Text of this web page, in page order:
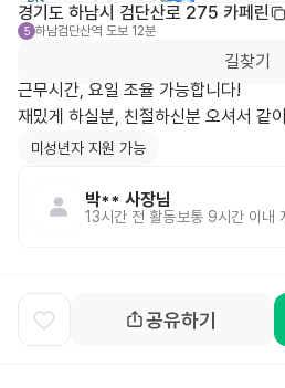
경기도 하남시 검단산로 275 카페린
5 하남검단산역 도보 12분
길찾기
근무시간, 요일 조율 가능합니다!
재밌게 하실분, 친절하신분 오셔서 같
미성년자 지원 가능
박** 사장님
13시간 전 활동보통 9시간 이내
공유하기